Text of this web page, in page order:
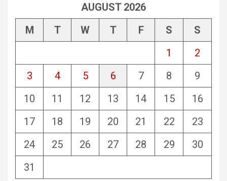
AUGUST 2026
M
T W T F S
S
1
2
3
4 5 6 7 8
9
10
11 12 13 14 15
16
17
18 19 20 21 22
23
24
25 26 27 28 29
30
31